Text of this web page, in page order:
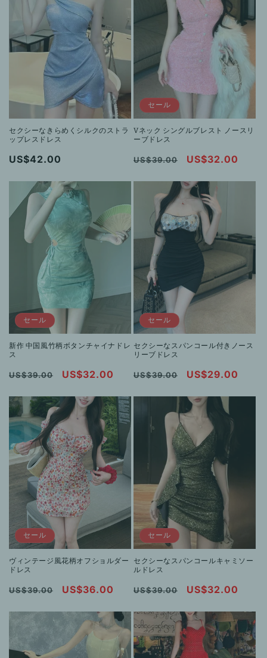
セクシーなきらめくシルクのストラ
ップレスドレス
通
US$42.00
セール
Vネック シングルブレスト ノースリ
ーブドレス
通
US$39.00
セ
ル
価
格
US$32.00
セール
新作 中国風竹柄ボタンチャイナドレ
ス
通
価
格
US$39.00
セ
価
格
US$32.00
セール
セクシーなスパンコール付きノース
リーブドレス
通
US$39.00
セ
ル
価
格
US$29.00
セール
ヴィンテージ風花柄オフショルダー
ドレス
通
価
US$39.00
セ
格
US$36.00
セール
セクシーなスパンコールキャミソー
ルドレス
通
価
格
US$39.00
セ
ル
価
格
US$32.00